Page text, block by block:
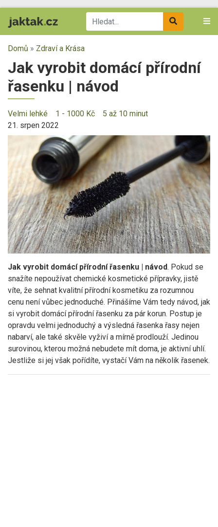
Domů » Zdraví a Krása
Jak vyrobit domácí přírodní
řasenku | návod
Velmi lehké 1 - 1000 Kč
5 až 10 minut
21. srpen 2022
Jak vyrobit domácí přírodní řasenku | návod. Pokud se
snažíte nepoužívat chemické kosmetické přípravky, jistě
víte, že sehnat kvalitní přírodní kosmetiku za rozumnou
cenu není vůbec jednoduché. Přinášíme Vám tedy návod, jak
si vyrobit domácí přírodní řasenku za pár korun. Postup je
opravdu velmi jednoduchý a výsledná řasenka řasy nejen
nabarví, ale také skvěle vyživí a mírně prodlouží. Jedinou
surovinou, kterou možná nebudete mít doma, je aktivní uhlí.
Jestliže si jej však pořídíte, vystačí Vám na několik řasenek.